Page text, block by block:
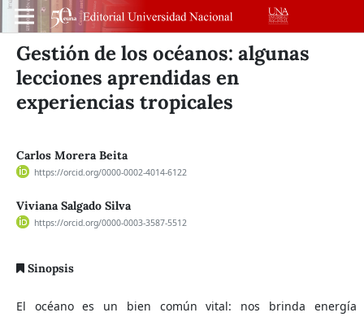
Gestión de los océanos: algunas
lecciones aprendidas en
experiencias tropicales
Carlos Morera Beita
https://orcid.org/0000-0002-4014-6122
Viviana Salgado Silva
https://orcid.org/0000-0003-3587-5512
Sinopsis
El océano es un bien común vital: nos brinda energía